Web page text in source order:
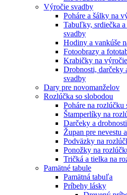
Výročie svadby
Poháre a šálky na
Tabuľky, srdiečka
svadby
Hodiny a vankúše
Fotoobrazy a
Krabičky na
Drobnosti, darčeky
svadby
Dary pre novomanželov
Rozlúčka so slobodou
Poháre na rozlúčku
Štamperlíky na
Darčeky a
Župan pre nevestu
Podväzky na
Ponožky na
Tričká a tielka na
Pamätné tabule
Pamätná tabuľa
Príbehy lásky